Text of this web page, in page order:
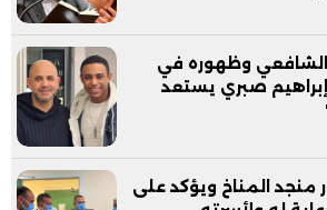
الشافعي وظهوره في
صبري يستعد
منجد المناخ ويؤكد على